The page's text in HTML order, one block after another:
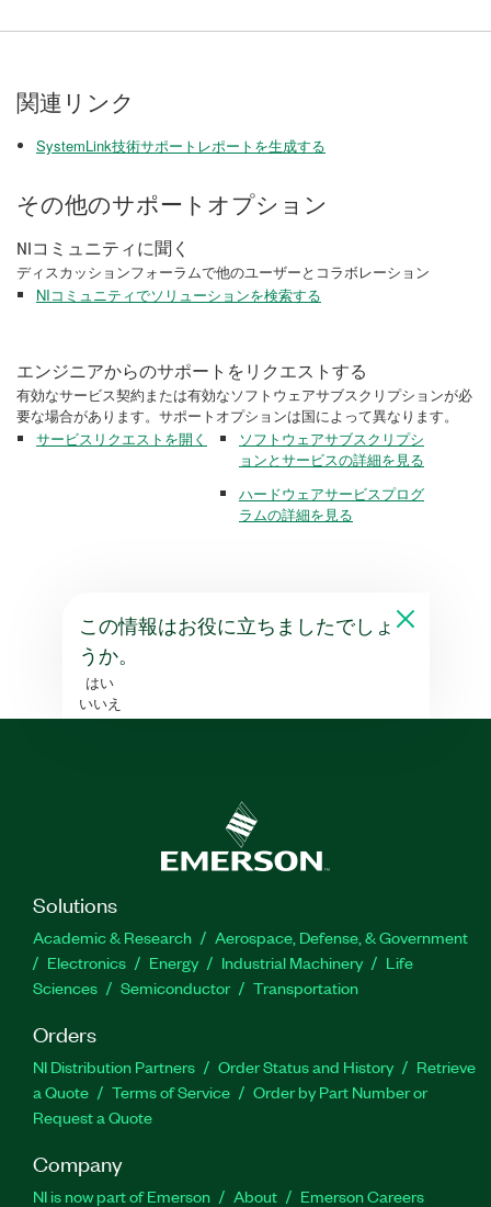
関連リンク
SystemLink技術サポートレポートを生成する
その他のサポートオプション
NIコミュニティに聞く
ディスカッションフォーラムで他のユーザーとコラボレーション
NIコミュニティでソリューションを検索する
エンジニアからのサポートをリクエストする
有効なサービス契約または有効なソフトウェアサブスクリプションが必
要な場合があります。サポートオプションは国によって異なります。
サービスリクエストを開く
ソフトウェアサブスクリプシ
ョンとサービスの詳細を見る
ハードウェアサービスプログ
ラムの詳細を見る
この情報はお役に立ちましたでしょ
うか。
はい
いいえ
Solutions
Academic & Research
Aerospace, Defense, & Government
Electronics
Energy Industrial Machinery
Life
Sciences
Semiconductor Transportation
Orders
NI Distribution Partners Order Status and History
Retrieve
a Quote
Terms of Service
Order by Part Number or
Request a Quote
Company
NI is now part of Emerson About Emerson Careers